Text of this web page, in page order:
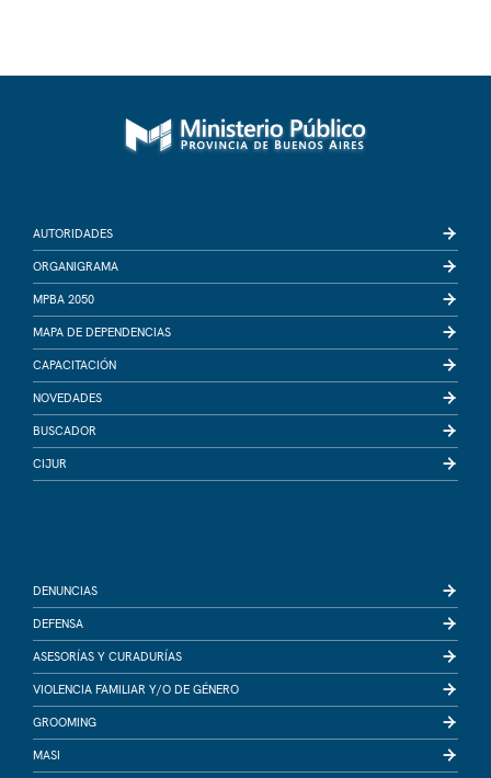
AUTORIDADES
ORGANIGRAMA
MPBA 2050
MAPA DE DEPENDENCIAS
CAPACITACIÓN
NOVEDADES
BUSCADOR
CIJUR
DENUNCIAS
DEFENSA
ASESORÍAS Y CURADURÍAS
VIOLENCIA FAMILIAR Y/O DE GÉNERO
GROOMING
MASI